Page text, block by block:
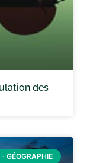
des
GÉOGRAPHIE